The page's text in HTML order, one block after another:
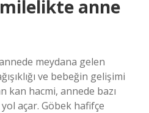
anne
meydana gelen
ve bebeğin gelişimi
kan hacmi, annede bazı
açar. Göbek hafifçe